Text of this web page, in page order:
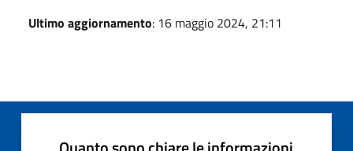
Ultimo aggiornamento: 16 maggio 2024, 21:11